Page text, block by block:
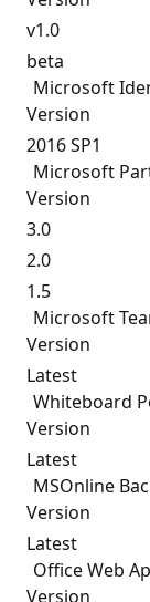
v1.0
beta
Microsoft
Version
2016 SP1
Microsoft
Version
3.0
2.0
1.5
Microsoft
Version
Latest
Whiteboard
Version
Latest
MSOnline
Version
Latest
Office Web
Version